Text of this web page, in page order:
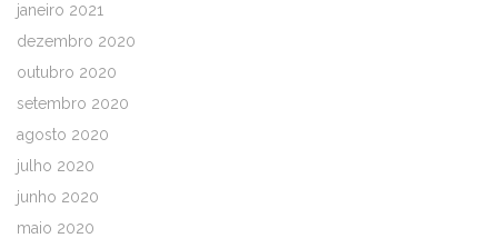
janeiro 2021
dezembro 2020
outubro 2020
setembro 2020
agosto 2020
julho 2020
junho 2020
maio 2020